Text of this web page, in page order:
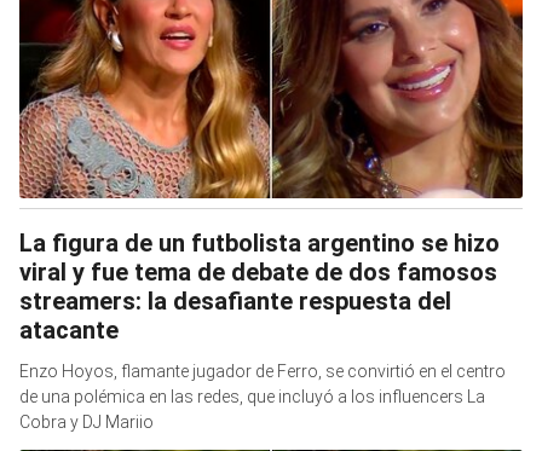
La figura de un futbolista argentino se hizo
viral y fue tema de debate de dos famosos
streamers: la desafiante respuesta del
atacante
Enzo Hoyos, flamante jugador de Ferro, se convirtió en el centro
de una polémica en las redes, que incluyó a los influencers La
Cobra y DJ Mariio